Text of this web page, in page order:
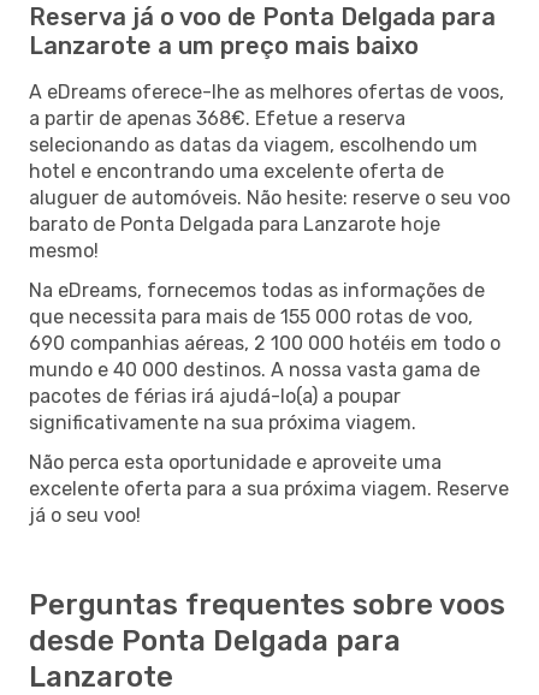
Reserva já o voo de Ponta Delgada para
Lanzarote a um preço mais baixo
A eDreams oferece-lhe as melhores ofertas de voos,
a partir de apenas 368€. Efetue a reserva
selecionando as datas da viagem, escolhendo um
hotel e encontrando uma excelente oferta de
aluguer de automóveis. Não hesite: reserve o seu voo
barato de Ponta Delgada para Lanzarote hoje
mesmo!
Na eDreams, fornecemos todas as informações de
que necessita para mais de 155 000 rotas de voo,
690 companhias aéreas, 2 100 000 hotéis em todo o
mundo e 40 000 destinos. A nossa vasta gama de
pacotes de férias irá ajudá-lo(a) a poupar
significativamente na sua próxima viagem.
Não perca esta oportunidade e aproveite uma
excelente oferta para a sua próxima viagem. Reserve
já o seu voo!
Perguntas frequentes sobre voos
desde Ponta Delgada para
Lanzarote